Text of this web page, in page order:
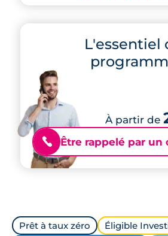
L'essentiel
À partir de
📞 Être rappelé par un
Prêt à taux zéro
Éligible